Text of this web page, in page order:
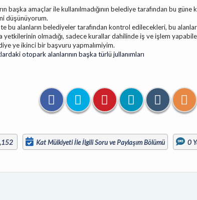
başka amaçlar ile kullanılmadığının belediye tarafından bu
düşünüyorum.
bu alanların belediyeler tarafından kontrol edilecekleri, bu
yetkilerinin olmadığı, sadece kurallar dahilinde iş ve işlem
ye ikinci bir başvuru yapmalımiyim.
otopark alanlarının başka türlü jullanımları
Kat Mülkiyeti İle İlgili Soru ve Paylaşım Bölümü 0